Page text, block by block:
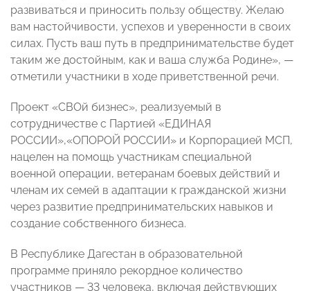
развиваться и приносить пользу обществу. Желаю
вам настойчивости, успехов и уверенности в своих
силах. Пусть ваш путь в предпринимательстве будет
таким же достойным, как и ваша служба Родине», —
отметили участники в ходе приветственной речи.
Проект «СВОй бизнес», реализуемый в
сотрудничестве с Партией «ЕДИНАЯ
РОССИИ»,«ОПОРОЙ РОССИИ» и Корпорацией МСП,
нацелен на помощь участникам специальной
военной операции, ветеранам боевых действий и
членам их семей в адаптации к гражданской жизни
через развитие предпринимательских навыков и
создание собственного бизнеса.
В Республике Дагестан в образовательной
программе приняло рекордное количество
участников — 33 человека, включая действующих